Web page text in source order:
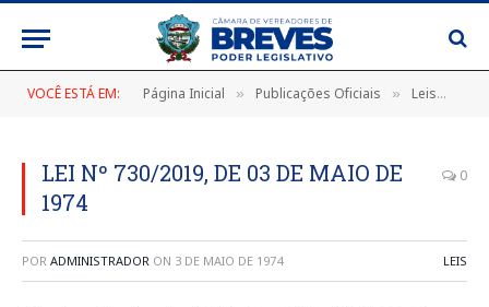
VOCÊ ESTÁ EM: Página Inicial » Publicações Oficiais » Leis
LEI Nº 730/2019, DE 03 DE MAIO DE
1974
0
POR ADMINISTRADOR ON 3 DE MAIO DE 1974 LEIS